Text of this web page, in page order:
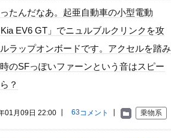
てくれ
人生最後のラスト写真集、最高！...
ほか
たんだなあ。起亜自動車の小型電動
EV6 GT」でニュルブルクリンクを攻
ラップオンボードです。アクセルを踏み
のSFっぽいファーンという音はスピー
？
乗物系
63コメント
01月09日 22:00 ┃